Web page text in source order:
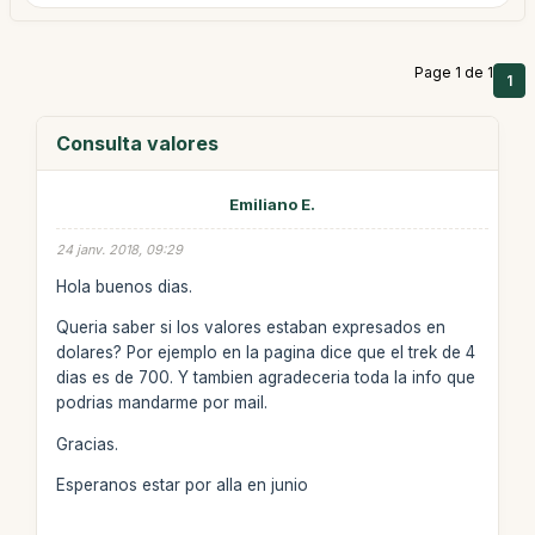
Page 1 de 1 1
Consulta valores
Emiliano E.
24 janv. 2018, 09:29
Hola buenos dias.
Queria saber si los valores estaban expresados en
dolares? Por ejemplo en la pagina dice que el trek de 4
dias es de 700. Y tambien agradeceria toda la info que
podrias mandarme por mail.
Gracias.
Esperanos estar por alla en junio